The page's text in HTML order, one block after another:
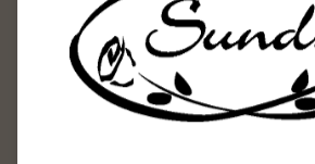
Sunds